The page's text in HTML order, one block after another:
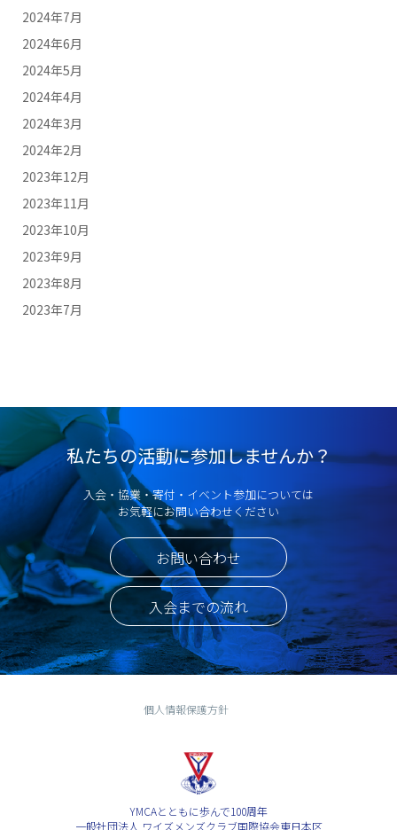
2024年7月
2024年6月
2024年5月
2024年4月
2024年3月
2024年2月
2023年12月
2023年11月
2023年10月
2023年9月
2023年8月
2023年7月
私たちの活動に参加しませんか？
入会・協業・寄付・イベント参加については
お気軽にお問い合わせください
お問い合わせ
入会までの流れ
個人情報保護方針
YMCAとともに歩んで100周年
一般社団法人 ワイズメンズクラブ国際協会東日本区